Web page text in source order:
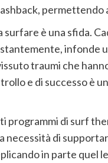
permettendo
è una sfida.
infonde
traumi che
e di successo è
programmi di surf
necessità di
in parte quel